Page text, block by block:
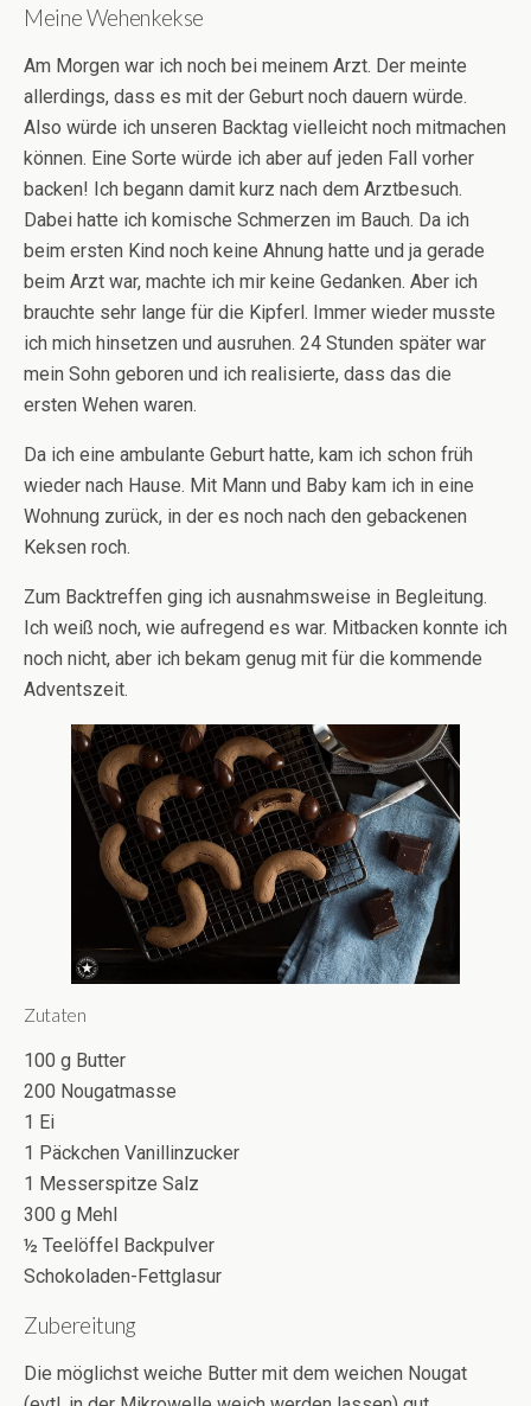
Meine Wehenkekse
Am Morgen war ich noch bei meinem Arzt. Der meinte
allerdings, dass es mit der Geburt noch dauern würde.
Also würde ich unseren Backtag vielleicht noch mitmachen
können. Eine Sorte würde ich aber auf jeden Fall vorher
backen! Ich begann damit kurz nach dem Arztbesuch.
Dabei hatte ich komische Schmerzen im Bauch. Da ich
beim ersten Kind noch keine Ahnung hatte und ja gerade
beim Arzt war, machte ich mir keine Gedanken. Aber ich
brauchte sehr lange für die Kipferl. Immer wieder musste
ich mich hinsetzen und ausruhen. 24 Stunden später war
mein Sohn geboren und ich realisierte, dass das die
ersten Wehen waren.
Da ich eine ambulante Geburt hatte, kam ich schon früh
wieder nach Hause. Mit Mann und Baby kam ich in eine
Wohnung zurück, in der es noch nach den gebackenen
Keksen roch.
Zum Backtreffen ging ich ausnahmsweise in Begleitung.
Ich weiß noch, wie aufregend es war. Mitbacken konnte ich
noch nicht, aber ich bekam genug mit für die kommende
Adventszeit.
Zutaten
100 g Butter
200 Nougatmasse
1 Ei
1 Päckchen Vanillinzucker
1 Messerspitze Salz
300 g Mehl
½ Teelöffel Backpulver
Schokoladen-Fettglasur
Zubereitung
Die möglichst weiche Butter mit dem weichen Nougat